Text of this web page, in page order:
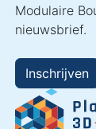
Modulaire
nieuwsbrief.
Inschrijven